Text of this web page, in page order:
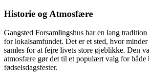
Historie og Atmosfære
Gangsted Forsamlingshus har en lang
for lokalsamfundet. Det er et sted, hvor
samles for at fejre livets store øjeblikke. Den
atmosfære gør det til et populært valg for både
fødselsdagsfester.